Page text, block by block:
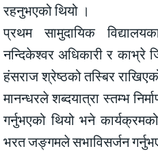
रहनुभएको थियो ।
प्रथम सामुदायिक
नन्दिकेश्वर अधिकारी र काभ्रे
हंसराज श्रेष्ठको तस्बिर
मानन्धरले शब्दयात्रा स्तम्भ
गर्नुभएको थियो भने
भरत जङ्गमले सभाविसर्जन